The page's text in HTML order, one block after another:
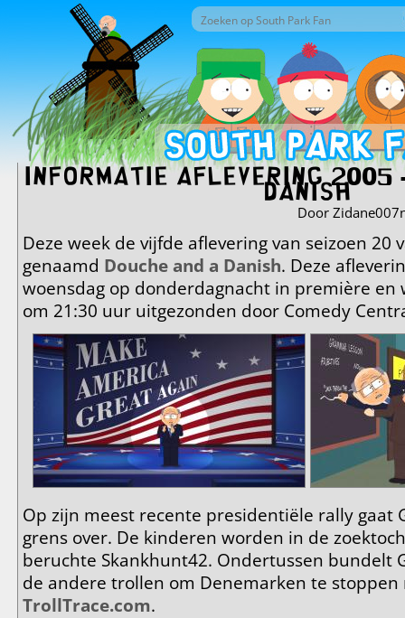
Overslaan en naar de inhoud gaan
Zoekveld
Zoek door deze site
Informatie aflevering 2005 -
Danish
Door
Deze week de vijfde aflevering van seizoen 20
genaamd Douche and a Danish. Deze
woensdag op donderdagnacht in première
om 21:30 uur uitgezonden door Comedy
Op zijn meest recente presidentiële rally gaat
grens over. De kinderen worden in de
beruchte Skankhunt42. Ondertussen bundelt
de andere trollen om Denemarken te
TrollTrace.com.